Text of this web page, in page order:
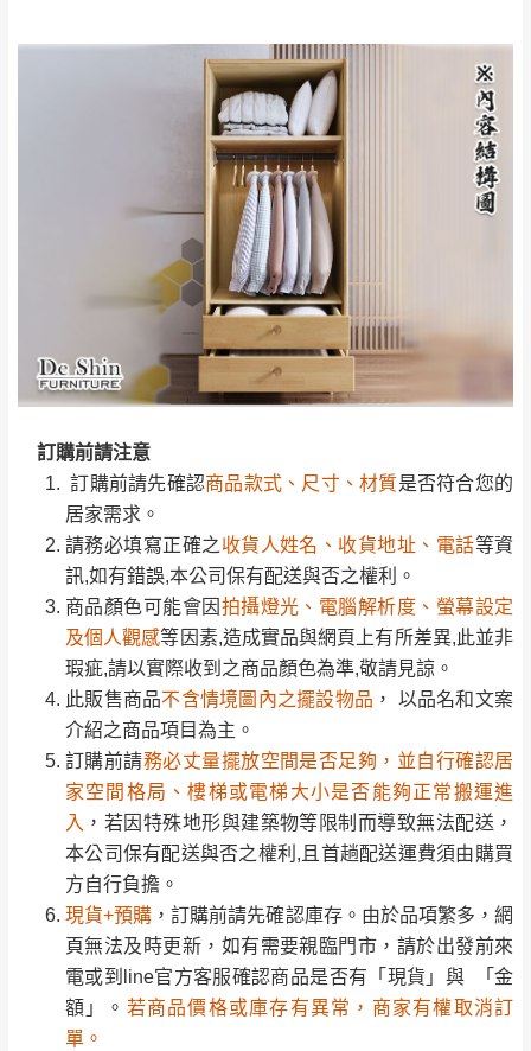
訂購前請注意
訂購前請先確認商品款式、尺寸、材質是否符合您的
居家需求。
請務必填寫正確之收貨人姓名、收貨地址、電話等資
訊,如有錯誤,本公司保有配送與否之權利。
商品顏色可能會因 拍攝燈光、電腦解析度、螢幕設定
及個人觀感等因素,造成實品與網頁上有所差異,此並非
瑕疵,請以實際收到之商品顏色為準,敬請見諒。
此販售商品不含情境圖內之擺設物品 ， 以品名和文案
介紹之商品項目為主。
訂購前請務必丈量擺放空間是否足夠，並自行確認居
家空間格局、樓梯或電梯大小是否能夠正常搬運進
入 ，若因特殊地形與建築物等限制而導致無法配送，
本公司保有配送與否之權利,且首趟配送運費須由購買
方自行負擔。
現貨+預購 ，訂購前請先確認庫存。由於品項繁多，網
頁無法及時更新，如有需要親臨門市，請於出發前來
電或到line官方客服確認商品是否有「現貨」與 「金
額」。 若商品價格或庫存有異常，商家有權取消訂
單。
訂購前請先確認商品款式、尺寸、材質是否符合您的
居家需求。
訊,如有錯誤,本公司保有配送與否之權利。
商品顏色可能會因拍攝燈光、電腦解析度、螢幕設定
及個人觀感
瑕疵,請以實際收到之商品顏色為準,敬請見諒。
此販售商品不含情境圖內之擺設物品， 以品名和文案
介紹之商品項目為主。
訂購前請務必丈量擺放空間是否足夠，並自行確認居
家空間格局、樓梯或電梯大小是否能夠正常搬運進
入，若因特殊地形與建築物等限制而導致無法配送，
本公司保有配送與否之權利,且首趟配送運費須由購買
方自行負擔。
現貨+預購，訂購前請先確認庫存。由於品項繁多，網
頁無法及時更新，如有需要親臨門市，請於出發前來
電或到line官方客服確認商品是否有「現貨」與 「金
額」。若商品價格或庫存有異常，商家有權取消訂
單。
尺寸為人工丈量略有誤差，請以實品為主
商品顏色可能會因 拍攝燈光、電腦解析度、螢幕設定
等因
素,造成實品與網頁上有所差異
林、福隆、淡水山
區、北投湖山路、
$ 9,000以上：免
運費
$ 9,000以下：
NT$500元
＊A108產品另收運費
苗栗
$ 9,000以上：免
運費
$ 9,000以下：
NT$500元
卓蘭鎮、三灣、通
霄山區、西湖、泰
安鄉、大湖鄉、頭
到貨時間：指定送貨日當天以電話聯絡確認
｜周（一）配送部門固定公休無送貨｜
台北市、新北市地區固定每周(三)、(日)兩天收送貨
暫無配送地區：彰化、南投、雲林、嘉義、台南、高
雄、屏東、宜蘭、 花蓮、台東、金門、馬祖、澎湖地區
（可於LINE線上詢問 →@dershin）
加收說明
保有出貨的權利。
保護物流人員的工作安全，賣家無提供吊掛
服務，若需以吊車或其他的吊掛方式吊運，
費用將由買方自行支付。
因大型傢俱有組裝、配送的問題，並非一般
快速到貨商品，無法指定特定時間送達，司
機當天到貨前皆會再與您通知，讓你不用整
天在家等貨，以節省您的寶貴時間。
由於百貨公司配送較為不易，故暫無法配送
至百貨公司內部。
發票寄送：
若您選擇三聯式或索取兩聯式發票，發票將於商品
完成出貨15個工作天另行寄出，另外約加上2~7個
工作天內送達，如遇國定假日將順延寄送。
退換貨說明：
若收到不良品，請於到貨日起七日內通知本
公司客服人員，我們將為您更換新品，運費
皆由本站負責，所有退回及換貨之商品必須
是全新狀態且完整包裝，床墊、床包、枕頭
類產品需為未拆封狀態(請保持商品、附件、
包裝、廠商紙及所有附隨文件或資料之完整
性)，若未依照上述方式處理，恕無法接受退
貨。
由於透過電腦螢幕選購商品，可能會因個人
電腦螢幕的設定色差或解析度等因素， 與實
際商品的顏色、質感稍有不同，如因此而需
退換貨， 需自付來回運費及人資成本，請您
訂購前詳加確認。(包含商品尺寸是否合適)。
訂購前請確認商品尺寸，大型物件因為人工